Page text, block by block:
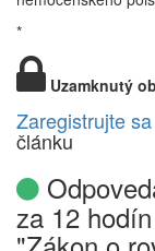
*
Uzamknutý
Zaregistrujte sa
článku
za 12